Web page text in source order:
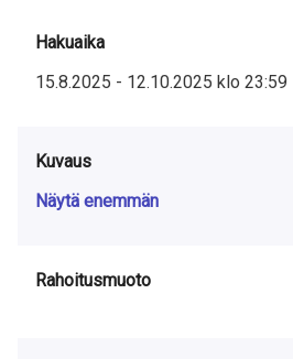
Hakuaika
15.8.2025 - 12.10.2025 klo 23:59
Kuvaus
Näytä enemmän
Rahoitusmuoto